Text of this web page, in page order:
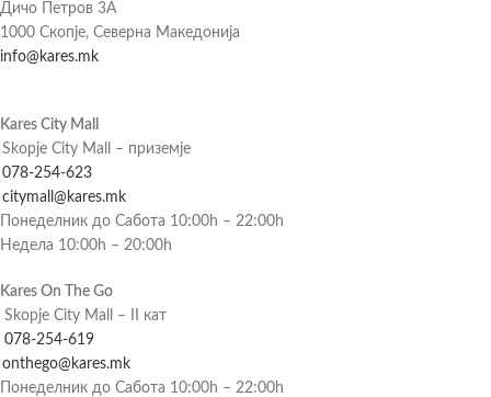
Дичо Петров 3А
1000 Скопје, Северна Македонија
info@kares.mk
Kares City Mall
Skopje City Mall – приземје
078-254-623
citymall@kares.mk
Понеделник до Сабота 10:00h – 22:00h
Недела 10:00h – 20:00h
Kares On The Go
Skopje City Mall – II кат
078-254-619
onthego@kares.mk
Понеделник до Сабота 10:00h – 22:00h